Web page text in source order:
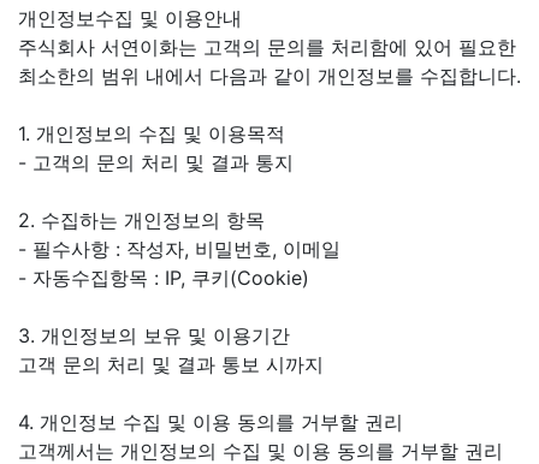
개인정보수집 및 이용안내
주식회사 서연이화는 고객의 문의를 처리함에 있어 필요한
최소한의 범위 내에서 다음과 같이 개인정보를 수집합니다.
1. 개인정보의 수집 및 이용목적
- 고객의 문의 처리 및 결과 통지
2. 수집하는 개인정보의 항목
- 필수사항 : 작성자, 비밀번호, 이메일
- 자동수집항목 : IP, 쿠키(Cookie)
3. 개인정보의 보유 및 이용기간
고객 문의 처리 및 결과 통보 시까지
4. 개인정보 수집 및 이용 동의를 거부할 권리
고객께서는 개인정보의 수집 및 이용 동의를 거부할 권리